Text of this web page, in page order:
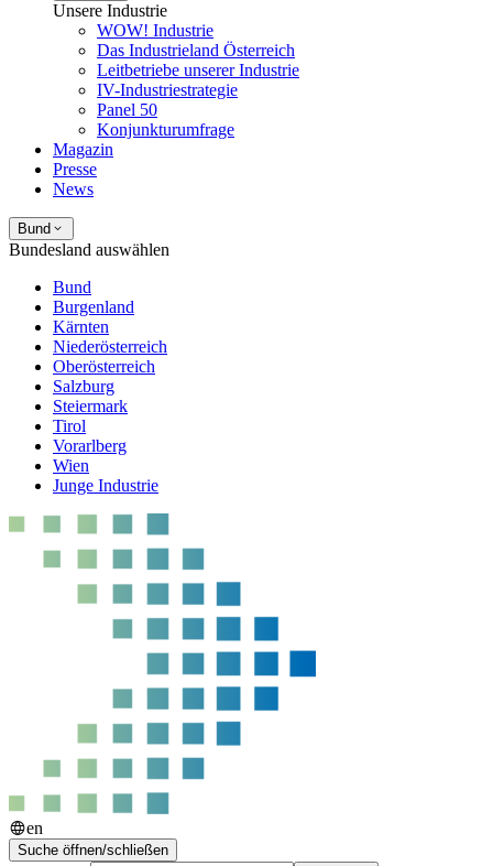
Unsere Industrie
WOW! Industrie
Das Industrieland Österreich
Leitbetriebe unserer Industrie
IV-Industriestrategie
Panel 50
Konjunkturumfrage
Magazin
Presse
News
Bund
Bundesland auswählen
Bund
Burgenland
Kärnten
Niederösterreich
Oberösterreich
Salzburg
Steiermark
Tirol
Vorarlberg
Wien
Junge Industrie
en
Suche öffnen/schließen